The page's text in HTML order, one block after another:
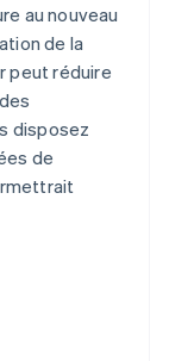
au nouveau
de la
peut réduire
disposez
de